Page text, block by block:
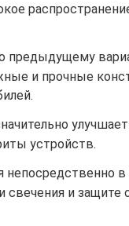
предыдущему
и прочные
устройств.
в
и защите